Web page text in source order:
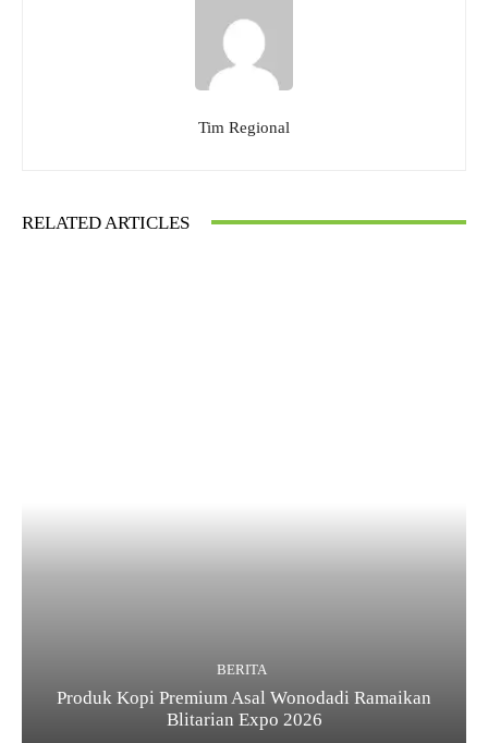
Tim Regional
RELATED ARTICLES
BERITA
Produk Kopi Premium Asal Wonodadi Ramaikan
Blitarian Expo 2026